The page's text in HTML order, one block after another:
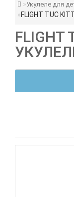
Укулеле для
FLIGHT TUC
FLIGHT